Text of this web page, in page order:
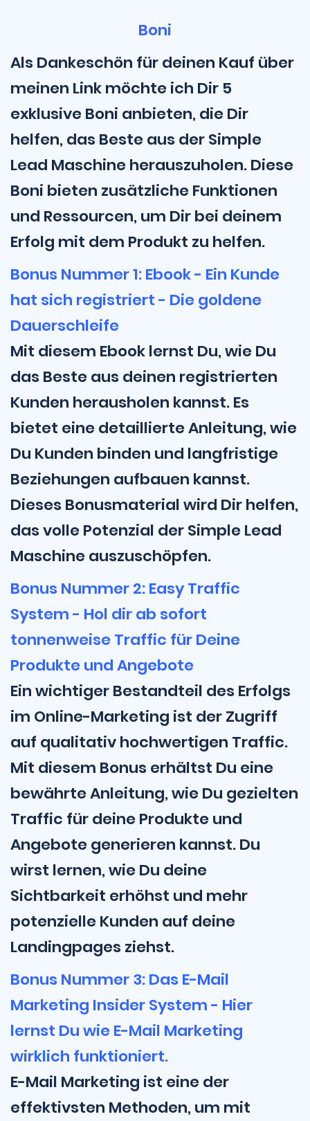
Boni
Als Dankeschön für deinen Kauf über
meinen Link möchte ich Dir 5
exklusive Boni anbieten, die Dir
helfen, das Beste aus der Simple
Lead Maschine herauszuholen. Diese
Boni bieten zusätzliche Funktionen
und Ressourcen, um Dir bei deinem
Erfolg mit dem Produkt zu helfen.
Bonus Nummer 1: Ebook - Ein Kunde
hat sich registriert - Die goldene
Dauerschleife
Mit diesem Ebook lernst Du, wie Du
das Beste aus deinen registrierten
Kunden herausholen kannst. Es
bietet eine detaillierte Anleitung, wie
Du Kunden binden und langfristige
Beziehungen aufbauen kannst.
Dieses Bonusmaterial wird Dir helfen,
das volle Potenzial der Simple Lead
Maschine auszuschöpfen.
Bonus Nummer 2: Easy Traffic
System - Hol dir ab sofort
tonnenweise Traffic für Deine
Produkte und Angebote
Ein wichtiger Bestandteil des Erfolgs
im Online-Marketing ist der Zugriff
auf qualitativ hochwertigen Traffic.
Mit diesem Bonus erhältst Du eine
bewährte Anleitung, wie Du gezielten
Traffic für deine Produkte und
Angebote generieren kannst. Du
wirst lernen, wie Du deine
Sichtbarkeit erhöhst und mehr
potenzielle Kunden auf deine
Landingpages ziehst.
Bonus Nummer 3: Das E-Mail
Marketing Insider System - Hier
lernst Du wie E-Mail Marketing
wirklich funktioniert.
E-Mail Marketing ist eine der
effektivsten Methoden, um mit